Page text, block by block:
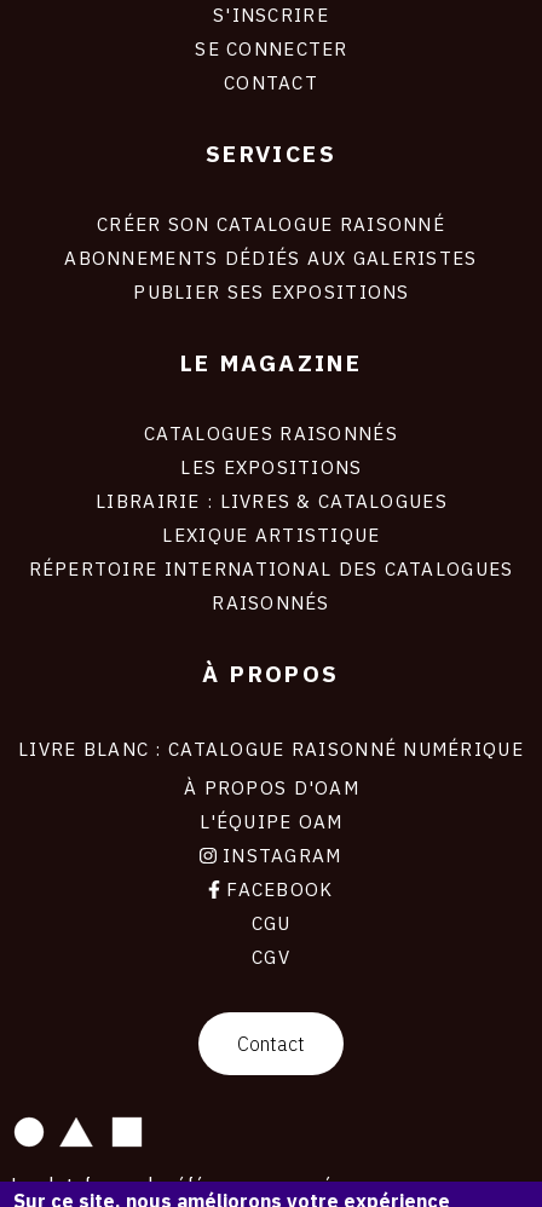
S'INSCRIRE
SE CONNECTER
CONTACT
SERVICES
CRÉER SON CATALOGUE RAISONNÉ
ABONNEMENTS DÉDIÉS AUX GALERISTES
PUBLIER SES EXPOSITIONS
LE MAGAZINE
CATALOGUES RAISONNÉS
LES EXPOSITIONS
LIBRAIRIE : LIVRES & CATALOGUES
LEXIQUE ARTISTIQUE
RÉPERTOIRE INTERNATIONAL DES CATALOGUES
RAISONNÉS
À PROPOS
LIVRE BLANC : CATALOGUE RAISONNÉ NUMÉRIQUE
À PROPOS D'OAM
L'ÉQUIPE OAM
INSTAGRAM
FACEBOOK
CGU
CGV
Contact
La plateforme de référence pour créer,
Sur ce site, nous améliorons votre expérience